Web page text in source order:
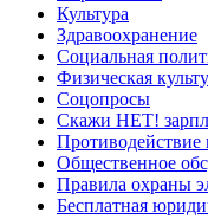
Культура
Здравоохранение
Социальная
Физическая
Соцопросы
Скажи НЕТ!
Противодействие
Общественное
Правила охраны
Бесплатная